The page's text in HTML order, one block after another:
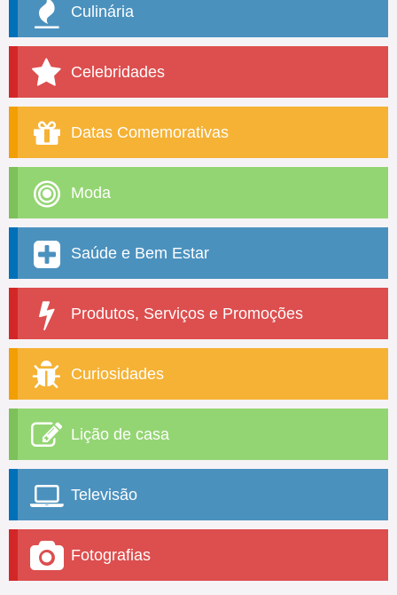
Culinária
Celebridades
Datas Comemorativas
Moda
Saúde e Bem Estar
Produtos, Serviços e Promoções
Curiosidades
Lição de casa
Televisão
Fotografias